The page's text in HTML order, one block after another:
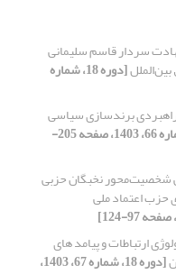
سردار قاسم سلیمانی
[دوره 18، شماره
راهبردی برندسازی سیاسی
[دوره 18، شماره 66، 1403، صفحه 205-
شخصیت‌محور نخبگان حزبی
حزب اعتماد ملی
ارتباطات و پیامد های
[دوره 18، شماره 67، 1403،